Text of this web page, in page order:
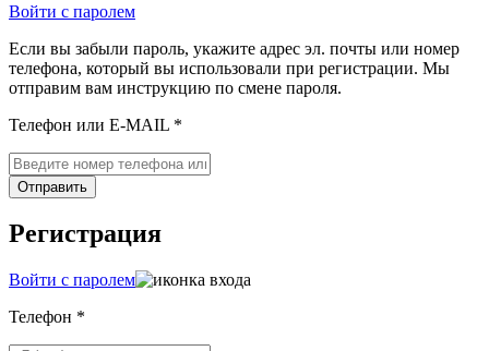
Войти с паролем
Если вы забыли пароль, укажите адрес эл. почты или номер
телефона, который вы использовали при регистрации. Мы
отправим вам инструкцию по смене пароля.
Телефон или E-MAIL *
Отправить
Регистрация
Войти с паролем
Телефон *